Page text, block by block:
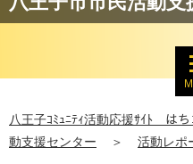
八王子ｺﾐｭﾆﾃｨ活動応援ｻｲﾄ はち
動支援センター
＞ 活動レポ